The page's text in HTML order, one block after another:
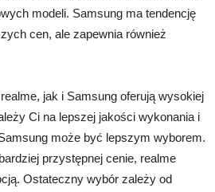
modeli. Samsung ma tendencję
cen, ale zapewnia również
jak i Samsung oferują wysokiej
Ci na lepszej jakości wykonania i
może być lepszym wyborem.
przystępnej cenie, realme
Ostateczny wybór zależy od